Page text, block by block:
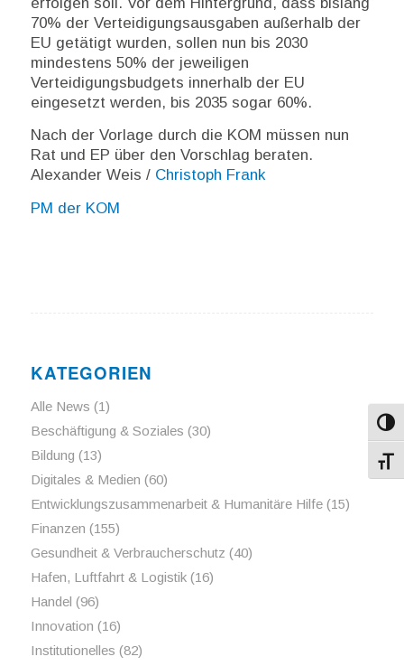
70% der Verteidigungsausgaben außerhalb der
EU getätigt wurden, sollen nun bis 2030
mindestens 50% der jeweiligen
Verteidigungsbudgets innerhalb der EU
eingesetzt werden, bis 2035 sogar 60%.
Nach der Vorlage durch die KOM müssen nun
Rat und EP über den Vorschlag beraten.
Alexander Weis / Christoph Frank
PM der KOM
KATEGORIEN
Alle News (1)
Beschäftigung & Soziales (30)
Bildung (13)
Digitales & Medien (60)
Entwicklungszusammenarbeit & Humanitäre Hilfe(15)
Finanzen (155)
Gesundheit & Verbraucherschutz (40)
Hafen, Luftfahrt & Logistik(16)
Handel (96)
Innovation (16)
Institutionelles (82)